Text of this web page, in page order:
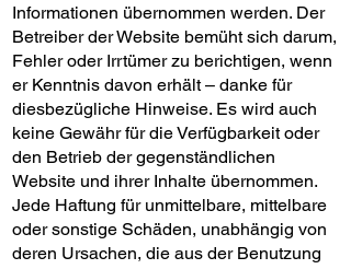
Informationen übernommen werden. Der
Betreiber der Website bemüht sich darum,
Fehler oder Irrtümer zu berichtigen, wenn
er Kenntnis davon erhält – danke für
diesbezügliche Hinweise. Es wird auch
keine Gewähr für die Verfügbarkeit oder
den Betrieb der gegenständlichen
Website und ihrer Inhalte übernommen.
Jede Haftung für unmittelbare, mittelbare
oder sonstige Schäden, unabhängig von
deren Ursachen, die aus der Benutzung